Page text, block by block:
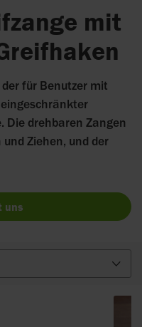
mit
für Benutzer mit
Die drehbaren Zangen
Ziehen, und der
uns